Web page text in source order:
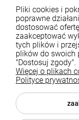
Pliki cookies i
poprawne
dostosować
zaakceptować
tych plików i
plików do swoich
"Dostosuj zgody".
Więcej o plikach
Polityce